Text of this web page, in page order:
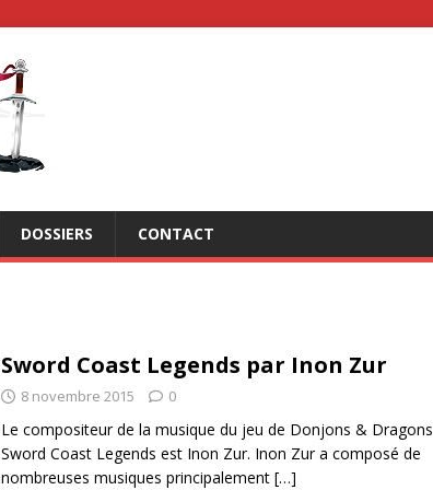
DOSSIERS CONTACT
Sword Coast Legends par Inon Zur
8 novembre 2015 0
Le compositeur de la musique du jeu de Donjons & Dragons
Sword Coast Legends est Inon Zur. Inon Zur a composé de
nombreuses musiques principalement […]